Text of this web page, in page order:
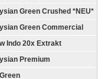
Green Crushed *NEU*
Green Commercial
Indo 20x Extrakt
Premium